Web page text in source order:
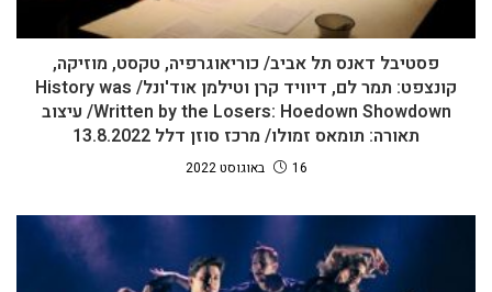
פסטיבל דאנס תל אביב/ כוריאוגרפיה, טקסט, מוזיקה,
קונצפט: תמר לם, דיוויד קרן וטילמן אוד'ונל/ History was
Written by the Losers: Hoedown Showdown/ עיצוב
תאורה: תומאס זמולו/ מרכז סוזן דלל 13.8.2022
16 באוגוסט 2022